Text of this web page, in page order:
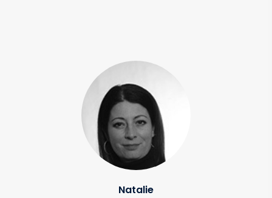
Natalie